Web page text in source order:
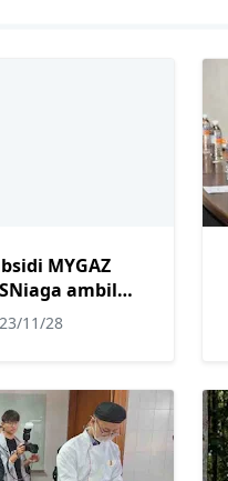
MYGAZ
ambil
11/28